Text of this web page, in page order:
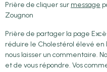
Prière de cliquer sur message
Zougnon
Prière de partager la page
réduire le Cholestérol élevé en
nous laisser un commentaire.
et de vous répondre. Vos